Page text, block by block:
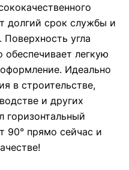
долгий срок службы и
угла
обеспечивает легкую
Идеально
в строительстве,
и других
горизонтальный
90° прямо сейчас и